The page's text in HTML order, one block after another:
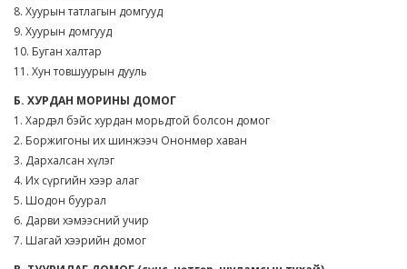
8. Хуурын татлагын домгууд
9. Хуурын домгууд
10. Буган халтар
11. Хун товшуурын дууль
Б. ХУРДАН МОРИНЫ ДОМОГ
1. Хардэл бэйс хурдан морьдтой болсон домог
2. Боржигоны их шинжээч Ононмөр хаван
3. Дархалсан хүлэг
4. Их сүргийн хээр алаг
5. Шодон буурал
6. Дарви хэмээсний учир
7. Шагай хээрийн домог